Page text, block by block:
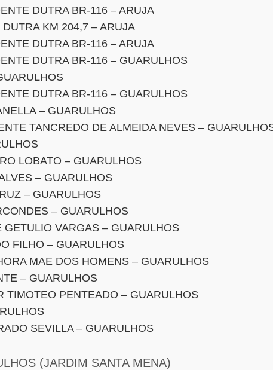
DUTRA BR-116 – ARUJA
KM 204,7 – ARUJA
DUTRA BR-116 – ARUJA
DUTRA BR-116 – GUARULHOS
DUTRA BR-116 – GUARULHOS
– GUARULHOS
TANCREDO DE ALMEIDA NEVES –
LOBATO – GUARULHOS
– GUARULHOS
– GUARULHOS
– GUARULHOS
GETULIO VARGAS – GUARULHOS
FILHO – GUARULHOS
MAE DOS HOMENS – GUARULHOS
– GUARULHOS
TIMOTEO PENTEADO – GUARULHOS
SEVILLA – GUARULHOS
(JARDIM SANTA MENA)